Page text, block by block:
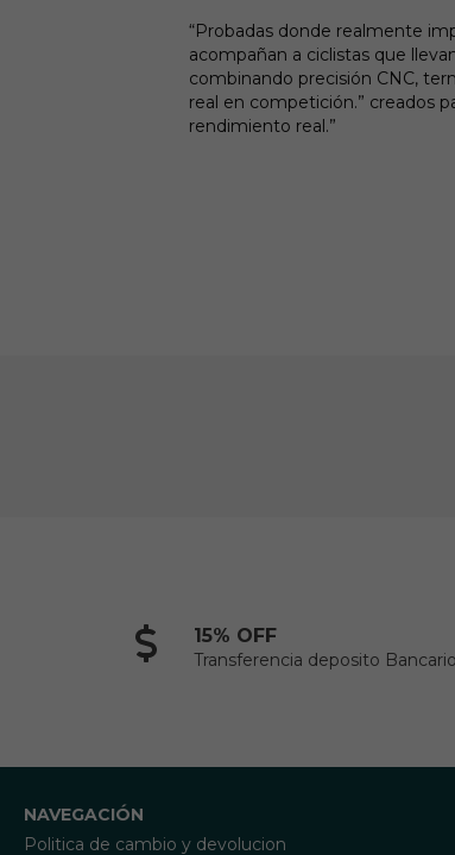
“Probadas donde realmente
acompañan a ciclistas que
combinando precisión CNC,
real en competición.” creados
rendimiento real.”
15% OFF
Transferencia deposito Bancario
NAVEGACIÓN
Politica de cambio y devolucion